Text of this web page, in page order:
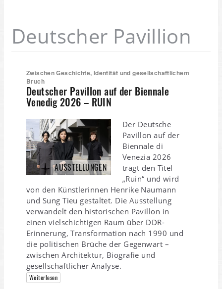
Deutscher Pavillion
Zwischen Geschichte, Identität und gesellschaftlichem
Bruch
Deutscher Pavillon auf der Biennale
Venedig 2026 – RUIN
AUSSTELLUNGEN
Der Deutsche
Pavillon auf der
Biennale di
Venezia 2026
trägt den Titel
„Ruin“ und wird
von den Künstlerinnen Henrike Naumann
und Sung Tieu gestaltet. Die Ausstellung
verwandelt den historischen Pavillon in
einen vielschichtigen Raum über DDR-
Erinnerung, Transformation nach 1990 und
die politischen Brüche der Gegenwart –
zwischen Architektur, Biografie und
gesellschaftlicher Analyse.
Weiterlesen